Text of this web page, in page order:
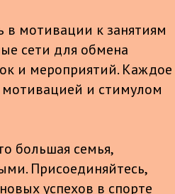
в мотивации к занятиям
сети для обмена
и мероприятий. Каждое
и стимулом
большая семья,
Присоединяйтесь,
успехов в спорте